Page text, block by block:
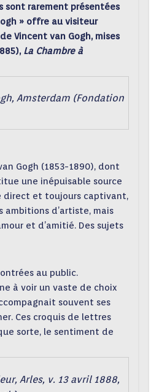
sont rarement présentées
» offre au visiteur
Vincent van Gogh, mises
La Chambre à
Amsterdam (Fondation
Gogh (1853-1890), dont
une inépuisable source
direct et toujours captivant,
d’artiste, mais
et d’amitié. Des sujets
au public.
à voir un vaste de choix
souvent ses
Ces croquis de lettres
sorte, le sentiment de
Arles, v. 13 avril 1888,